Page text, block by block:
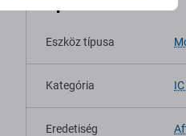
Eszköz típusa
Kategória
Eredetiség